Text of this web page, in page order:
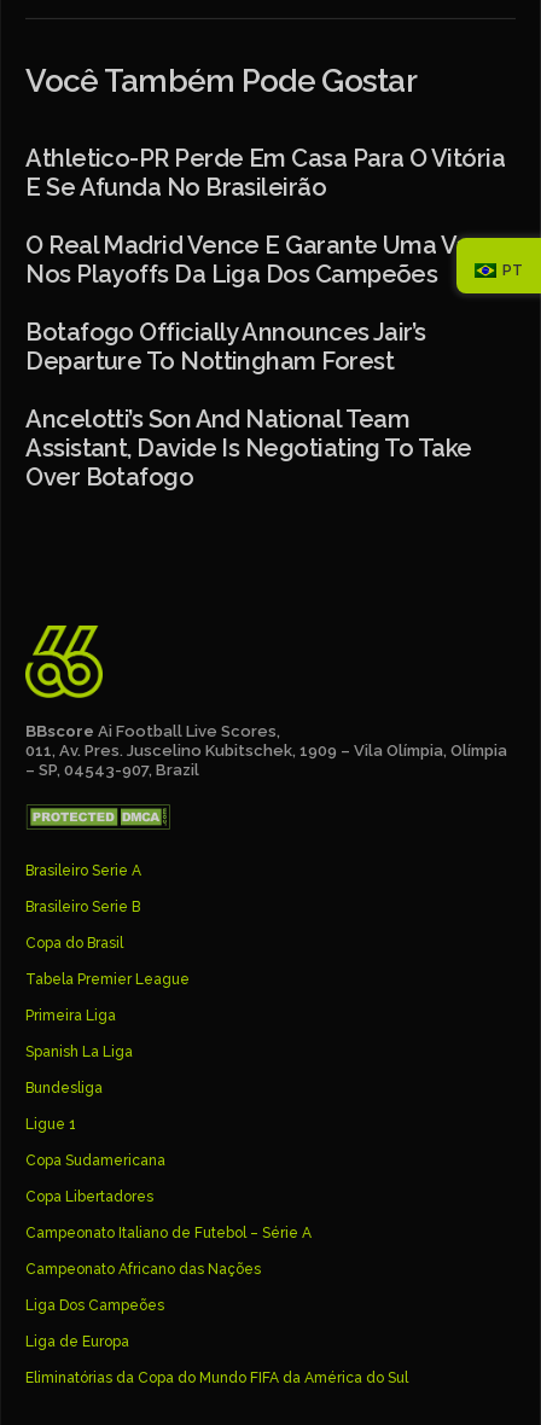
Você Também Pode Gostar
Athletico-PR Perde Em Casa Para O Vitória
E Se Afunda No Brasileirão
O Real Madrid Vence E Garante Uma Vaga
Nos Playoffs Da Liga Dos Campeões
Botafogo Officially Announces Jair’s
Departure To Nottingham Forest
Ancelotti’s Son And National Team
Assistant, Davide Is Negotiating To Take
Over Botafogo
BBscore Ai Football Live Scores,
011, Av. Pres. Juscelino Kubitschek, 1909 – Vila Olímpia, Olímpia
– SP, 04543-907, Brazil
Brasileiro Serie A
Brasileiro Serie B
Copa do Brasil
Tabela Premier League
Primeira Liga
Spanish La Liga
Bundesliga
Ligue 1
Copa Sudamericana
Copa Libertadores
Campeonato Italiano de Futebol – Série A
Campeonato Africano das Nações
Liga Dos Campeões
Liga de Europa
Eliminatórias da Copa do Mundo FIFA da América do Sul
PT